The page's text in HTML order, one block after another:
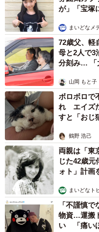
サービスの「ショートス
す。
１．利用条件と特徴
対象となるのは要支援1以
けている方で、利用日数
おむね半数を超えないと
づいて利用します。
２．費用の目安
ショートステイは「介護
サービス利用料の1〜3割
（部屋代）と食費は全額
「負担限度額認定（補足
自己負担額の総額の目安
合、1日あたり約2500円〜
が」「宝塚
まいどなメ
72歳父、
母と2人で
分刻み… 「
山岡 もと子
ボロボロで
れ エイズ
すと「おじ
鶴野 浩己
両親は「東
じた42歳元
ォト」計
まいどなト
「不謹慎
物資…運搬
い 「痛い